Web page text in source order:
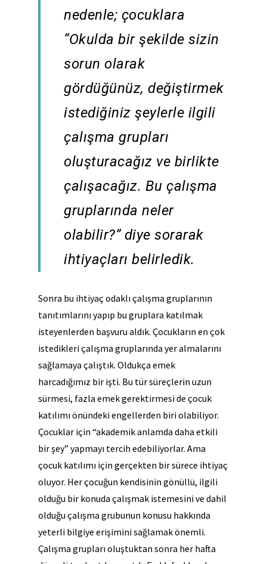
nedenle; çocuklara
“Okulda bir şekilde sizin
sorun olarak
gördüğünüz, değiştirmek
istediğiniz şeylerle ilgili
çalışma grupları
oluşturacağız ve birlikte
çalışacağız. Bu çalışma
gruplarında neler
olabilir?” diye sorarak
ihtiyaçları belirledik.
Sonra bu ihtiyaç odaklı çalışma gruplarının
tanıtımlarını yapıp bu gruplara katılmak
isteyenlerden başvuru aldık. Çocukların en çok
istedikleri çalışma gruplarında yer almalarını
sağlamaya çalıştık. Oldukça emek
harcadığımız bir işti. Bu tür süreçlerin uzun
sürmesi, fazla emek gerektirmesi de çocuk
katılımı önündeki engellerden biri olabiliyor.
Çocuklar için “akademik anlamda daha etkili
bir şey” yapmayı tercih edebiliyorlar. Ama
çocuk katılımı için gerçekten bir sürece ihtiyaç
oluyor. Her çocuğun kendisinin gönüllü, ilgili
olduğu bir konuda çalışmak istemesini ve dahil
olduğu çalışma grubunun konusu hakkında
yeterli bilgiye erişimini sağlamak önemli.
Çalışma grupları oluştuktan sonra her hafta